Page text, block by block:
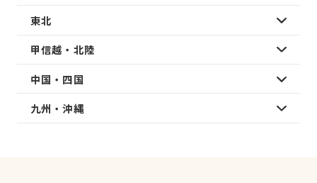
東北
甲信越・北陸
中国・四国
九州・沖縄